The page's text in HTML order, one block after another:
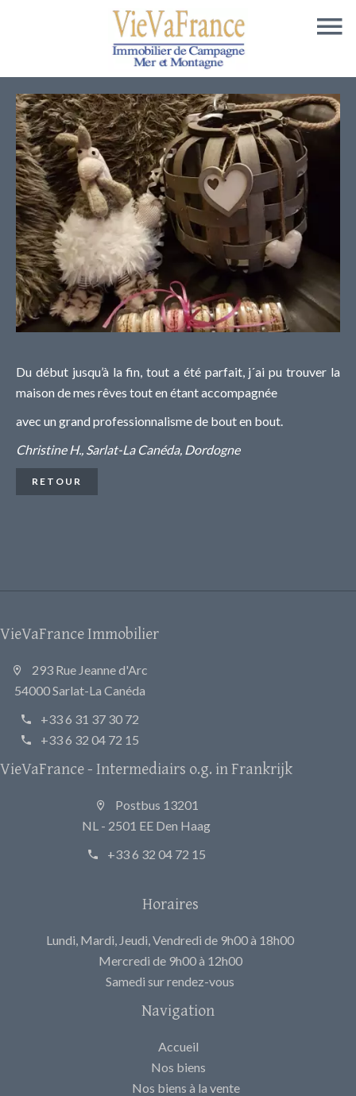
Du début jusqu’à la fin, tout a été parfait, j´ai pu trouver la
maison de mes rêves tout en étant accompagnée
avec un grand professionnalisme de bout en bout.
Christine H., Sarlat-La Canéda, Dordogne
RETOUR
VieVaFrance Immobilier
293 Rue Jeanne d'Arc
54000 Sarlat-La Canéda
+33 6 31 37 30 72
+33 6 32 04 72 15
VieVaFrance - Intermediairs o.g. in Frankrijk
Postbus 13201
NL - 2501 EE Den Haag
+33 6 32 04 72 15
Horaires
Lundi, Mardi, Jeudi, Vendredi de 9h00 à 18h00
Mercredi de 9h00 à 12h00
Samedi sur rendez-vous
Navigation
Accueil
Nos biens
Nos biens à la vente